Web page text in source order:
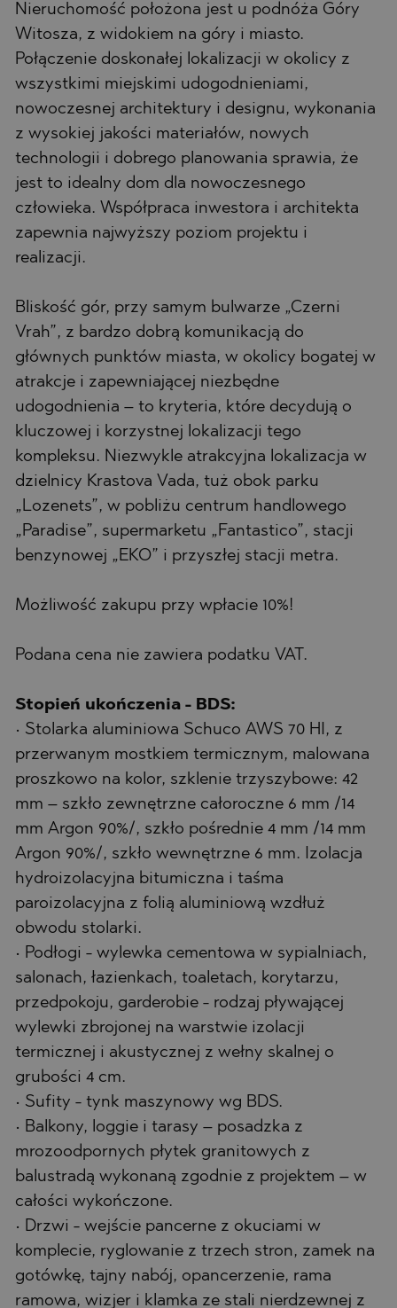
Nieruchomość położona jest u podnóża Góry
Witosza, z widokiem na góry i miasto.
Połączenie doskonałej lokalizacji w okolicy z
wszystkimi miejskimi udogodnieniami,
nowoczesnej architektury i designu, wykonania
z wysokiej jakości materiałów, nowych
technologii i dobrego planowania sprawia, że
jest to idealny dom dla nowoczesnego
człowieka. Współpraca inwestora i architekta
zapewnia najwyższy poziom projektu i
realizacji.
Bliskość gór, przy samym bulwarze „Czerni
Vrah”, z bardzo dobrą komunikacją do
głównych punktów miasta, w okolicy bogatej w
atrakcje i zapewniającej niezbędne
udogodnienia – to kryteria, które decydują o
kluczowej i korzystnej lokalizacji tego
kompleksu. Niezwykle atrakcyjna lokalizacja w
dzielnicy Krastova Vada, tuż obok parku
„Lozenets”, w pobliżu centrum handlowego
„Paradise”, supermarketu „Fantastico”, stacji
benzynowej „EKO” i przyszłej stacji metra.
Możliwość zakupu przy wpłacie 10%!
Podana cena nie zawiera podatku VAT.
Stopień ukończenia - BDS:
• Stolarka aluminiowa Schuco AWS 70 HI, z
przerwanym mostkiem termicznym, malowana
proszkowo na kolor, szklenie trzyszybowe: 42
mm – szkło zewnętrzne całoroczne 6 mm /14
mm Argon 90%/, szkło pośrednie 4 mm /14 mm
Argon 90%/, szkło wewnętrzne 6 mm. Izolacja
hydroizolacyjna bitumiczna i taśma
paroizolacyjna z folią aluminiową wzdłuż
obwodu stolarki.
• Podłogi - wylewka cementowa w sypialniach,
salonach, łazienkach, toaletach, korytarzu,
przedpokoju, garderobie - rodzaj pływającej
wylewki zbrojonej na warstwie izolacji
termicznej i akustycznej z wełny skalnej o
grubości 4 cm.
• Sufity - tynk maszynowy wg BDS.
• Balkony, loggie i tarasy – posadzka z
mrozoodpornych płytek granitowych z
balustradą wykonaną zgodnie z projektem – w
całości wykończone.
• Drzwi - wejście pancerne z okuciami w
komplecie, ryglowanie z trzech stron, zamek na
gotówkę, tajny nabój, opancerzenie, rama
ramowa, wizjer i klamka ze stali nierdzewnej z